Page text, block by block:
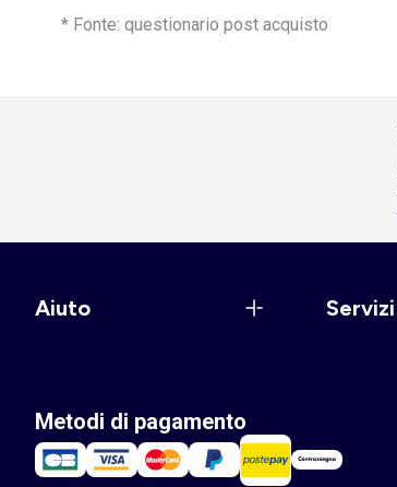
* Fonte: questionario post acquisto
Aiuto Servizi
Metodi di pagamento